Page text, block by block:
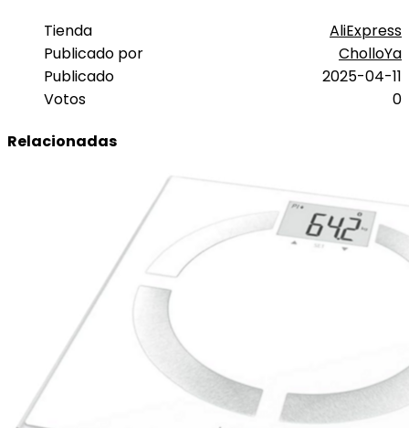
Tienda
AliExpress
Publicado por
CholloYa
Publicado
2025-04-11
Votos
0
Relacionadas